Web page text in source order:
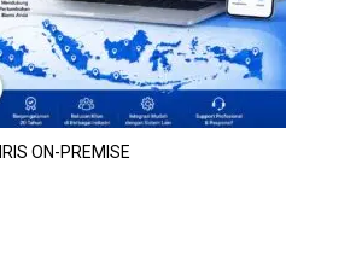
ON-PREMISE